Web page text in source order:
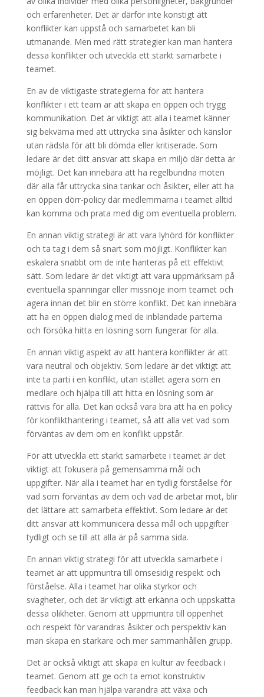
och erfarenheter. Det är därför inte konstigt att
konflikter kan uppstå och samarbetet kan bli
utmanande. Men med rätt strategier kan man hantera
dessa konflikter och utveckla ett starkt samarbete i
teamet.
En av de viktigaste strategierna för att hantera
konflikter i ett team är att skapa en öppen och trygg
kommunikation. Det är viktigt att alla i teamet känner
sig bekväma med att uttrycka sina åsikter och känslor
utan rädsla för att bli dömda eller kritiserade. Som
ledare är det ditt ansvar att skapa en miljö där detta är
möjligt. Det kan innebära att ha regelbundna möten
där alla får uttrycka sina tankar och åsikter, eller att ha
en öppen dörr-policy där medlemmarna i teamet alltid
kan komma och prata med dig om eventuella problem.
En annan viktig strategi är att vara lyhörd för konflikter
och ta tag i dem så snart som möjligt. Konflikter kan
eskalera snabbt om de inte hanteras på ett effektivt
sätt. Som ledare är det viktigt att vara uppmärksam på
eventuella spänningar eller missnöje inom teamet och
agera innan det blir en större konflikt. Det kan innebära
att ha en öppen dialog med de inblandade parterna
och försöka hitta en lösning som fungerar för alla.
En annan viktig aspekt av att hantera konflikter är att
vara neutral och objektiv. Som ledare är det viktigt att
inte ta parti i en konflikt, utan istället agera som en
medlare och hjälpa till att hitta en lösning som är
rättvis för alla. Det kan också vara bra att ha en policy
för konflikthantering i teamet, så att alla vet vad som
förväntas av dem om en konflikt uppstår.
För att utveckla ett starkt samarbete i teamet är det
viktigt att fokusera på gemensamma mål och
uppgifter. När alla i teamet har en tydlig förståelse för
vad som förväntas av dem och vad de arbetar mot, blir
det lättare att samarbeta effektivt. Som ledare är det
ditt ansvar att kommunicera dessa mål och uppgifter
tydligt och se till att alla är på samma sida.
En annan viktig strategi för att utveckla samarbete i
teamet är att uppmuntra till ömsesidig respekt och
förståelse. Alla i teamet har olika styrkor och
svagheter, och det är viktigt att erkänna och uppskatta
dessa olikheter. Genom att uppmuntra till öppenhet
och respekt för varandras åsikter och perspektiv kan
man skapa en starkare och mer sammanhållen grupp.
Det är också viktigt att skapa en kultur av feedback i
teamet. Genom att ge och ta emot konstruktiv
feedback kan man hjälpa varandra att växa och